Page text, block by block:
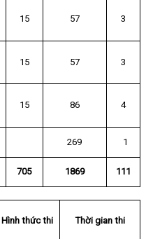
15 57 3
15 57 3
15 86 4
269 1
705 1869 111
Hình thức thi Thời gian thi